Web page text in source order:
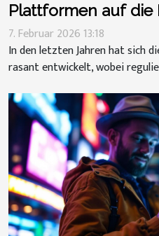
Plattformen auf die
Wetten
7. Februar 2026 13:18
In den letzten Jahren hat sich
rasant entwickelt, wobei